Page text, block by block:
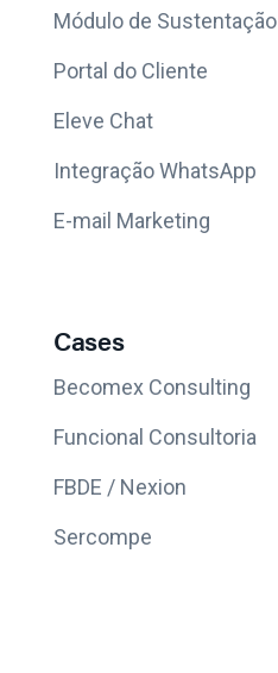
Módulo de Sustentação
Portal do Cliente
Eleve Chat
Integração WhatsApp
E-mail Marketing
Cases
Becomex Consulting
Funcional Consultoria
FBDE / Nexion
Sercompe